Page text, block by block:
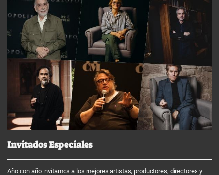
Invitados Especiales
Año con año invitamos a los mejores artistas, productores, directores y